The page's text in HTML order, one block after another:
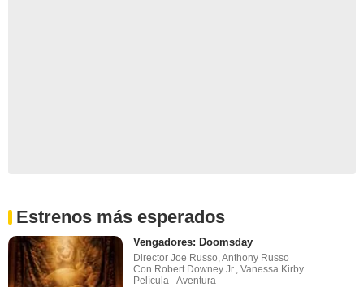
Estrenos más esperados
Vengadores: Doomsday
Director Joe Russo, Anthony Russo
Con Robert Downey Jr., Vanessa Kirby
Película - Aventura